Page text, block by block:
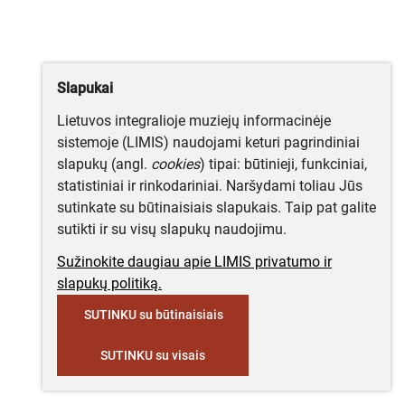
Slapukai
Lietuvos integralioje muziejų informacinėje
sistemoje (LIMIS) naudojami keturi pagrindiniai
slapukų (angl. cookies) tipai: būtinieji, funkciniai,
statistiniai ir rinkodariniai. Naršydami toliau Jūs
sutinkate su būtinaisiais slapukais. Taip pat galite
sutikti ir su visų slapukų naudojimu.
Sužinokite daugiau apie LIMIS privatumo ir
slapukų politiką.
SUTINKU su būtinaisiais
SUTINKU su visais